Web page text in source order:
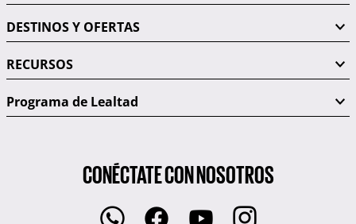
DESTINOS Y OFERTAS
RECURSOS
Programa de Lealtad
CONÉCTATE CON NOSOTROS